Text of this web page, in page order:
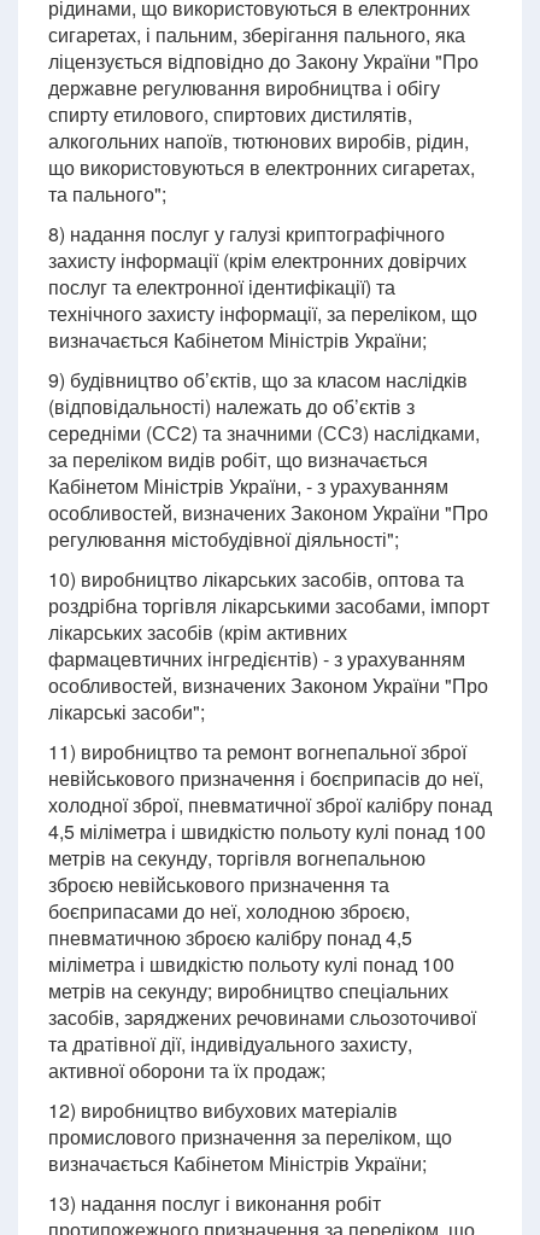
рідинами, що використовуються в електронних
сигаретах, і пальним, зберігання пального, яка
ліцензується відповідно до Закону України "Про
державне регулювання виробництва і обігу
спирту етилового, спиртових дистилятів,
алкогольних напоїв, тютюнових виробів, рідин,
що використовуються в електронних сигаретах,
та пального";
8) надання послуг у галузі криптографічного
захисту інформації (крім електронних довірчих
послуг та електронної ідентифікації) та
технічного захисту інформації, за переліком, що
визначається Кабінетом Міністрів України;
9) будівництво об’єктів, що за класом наслідків
(відповідальності) належать до об’єктів з
середніми (СС2) та значними (СС3) наслідками,
за переліком видів робіт, що визначається
Кабінетом Міністрів України, - з урахуванням
особливостей, визначених Законом України "Про
регулювання містобудівної діяльності";
10) виробництво лікарських засобів, оптова та
роздрібна торгівля лікарськими засобами, імпорт
лікарських засобів (крім активних
фармацевтичних інгредієнтів) - з урахуванням
особливостей, визначених Законом України "Про
лікарські засоби";
11) виробництво та ремонт вогнепальної зброї
невійськового призначення і боєприпасів до неї,
холодної зброї, пневматичної зброї калібру понад
4,5 міліметра і швидкістю польоту кулі понад 100
метрів на секунду, торгівля вогнепальною
зброєю невійськового призначення та
боєприпасами до неї, холодною зброєю,
пневматичною зброєю калібру понад 4,5
міліметра і швидкістю польоту кулі понад 100
метрів на секунду; виробництво спеціальних
засобів, заряджених речовинами сльозоточивої
та дратівної дії, індивідуального захисту,
активної оборони та їх продаж;
12) виробництво вибухових матеріалів
промислового призначення за переліком, що
визначається Кабінетом Міністрів України;
13) надання послуг і виконання робіт